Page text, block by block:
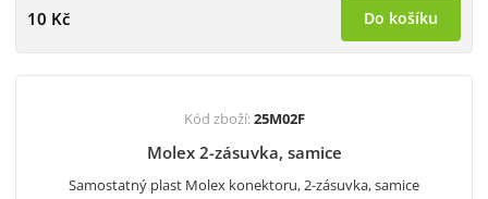
10 Kč Do košíku
Kód zboží:25M02F
Molex 2-zásuvka, samice
Samostatný plast Molex konektoru, 2-zásuvka, samice